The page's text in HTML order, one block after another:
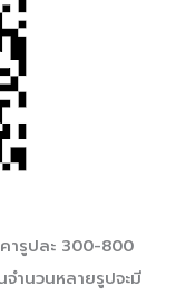
ารูปละ 300-800
ำนวนหลายรูปจะมี